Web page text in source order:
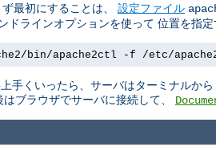
最初にすることは、 設定ファイル
ドラインオプションを使って 位置を指
bin/apache2ctl -f /etc/
手くいったら、サーバはターミナルか
ブラウザでサーバに接続して、